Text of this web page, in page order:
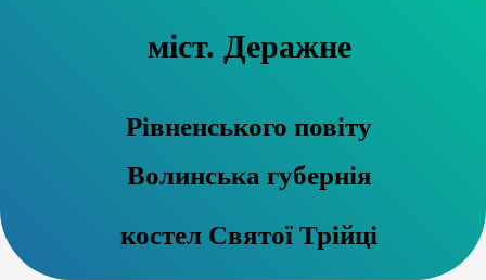
міст. Деражне
Рівненського повіту
Волинська губернія
костел Святої Трійці